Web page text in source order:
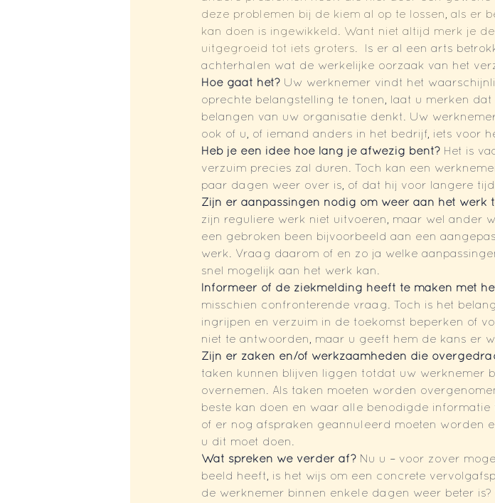
deze problemen bij de kiem al op te lossen, als er
kan doen is ingewikkeld. Want niet altijd merk je
uitgegroeid tot iets groters.
Is er al een arts
achterhalen wat de werkelijke oorzaak van het
Hoe gaat het? Uw werknemer vindt het
oprechte belangstelling te tonen, laat u merken
belangen van uw organisatie denkt. Uw
ook of u, of iemand anders in het bedrijf, iets voor
Heb je een idee hoe lang je afwezig bent? Het is
verzuim precies zal duren. Toch kan een
paar dagen weer over is, of dat hij voor langere
Zijn er aanpassingen nodig om weer aan het werk
zijn reguliere werk niet uitvoeren, maar wel ander
een gebroken been bijvoorbeeld aan een
werk. Vraag daarom of en zo ja welke
snel mogelijk aan het werk kan.
Informeer of de ziekmelding heeft te maken met
misschien confronterende vraag. Toch is het
ingrijpen en verzuim in de toekomst beperken of
niet te antwoorden, maar u geeft hem de kans er
Zijn er zaken en/of werkzaamheden die
taken kunnen blijven liggen totdat uw werknemer
overnemen. Als taken moeten worden
beste kan doen en waar alle benodigde
of er nog afspraken geannuleerd moeten worden
u dit moet doen.
Wat spreken we verder af? Nu u – voor zover
beeld heeft, is het wijs om een concrete
de werknemer binnen enkele dagen weer beter